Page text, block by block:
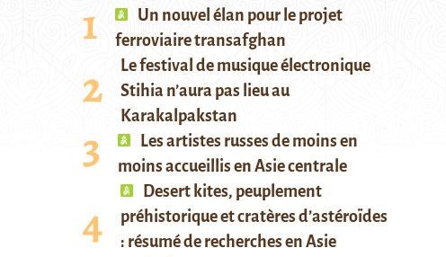
Un nouvel élan pour le projet
ferroviaire transafghan
Le festival de musique électronique
Stihia n’aura pas lieu au
Karakalpakstan
Les artistes russes de moins en
moins accueillis en Asie centrale
Desert kites, peuplement
préhistorique et cratères d’astéroïdes
: résumé de recherches en Asie